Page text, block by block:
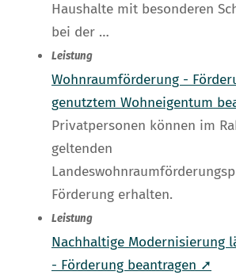
Haushalte mit besonderen
bei der …
Leistung
Wohnraumförderung -
genutztem Wohneigentum
Privatpersonen können im
geltenden
Förderung erhalten.
Leistung
Nachhaltige Modernisierung
- Förderung beantragen ➚